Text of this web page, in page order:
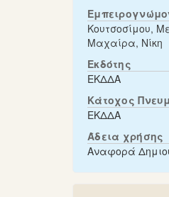
Κουτσοσίμου,
Μαχαίρα, Νίκη
Εκδότης
ΕΚΔΔΑ
Κάτοχος
ΕΚΔΔΑ
Άδεια χρήσης
Αναφορά